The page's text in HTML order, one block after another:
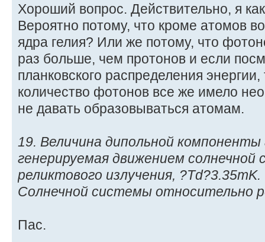
Хороший вопрос. Действительно, я
Вероятно потому, что кроме атомов
ядра гелия? Или же потому, что
раз больше, чем протонов и если
планковского распределения
количество фотонов все же имело
не давать образовываться атомам.
19. Величина дипольной
генерируемая движением
реликтового излучения,
Солнечной системы относительно
Пас.